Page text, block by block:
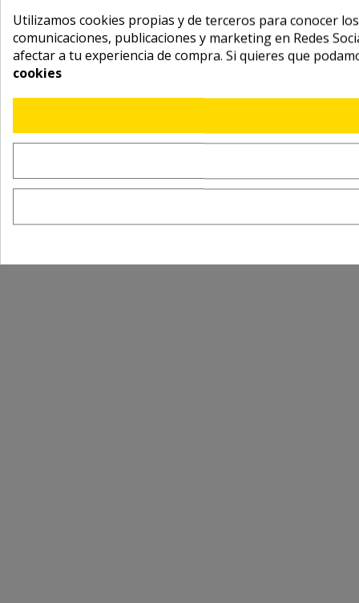
Utilizamos cookies propias y de terceros para conocer
comunicaciones, publicaciones y marketing en Redes
afectar a tu experiencia de compra. Si quieres que
cookies